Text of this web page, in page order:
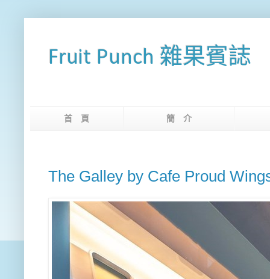
Fruit Punch 雜果賓誌
首 頁 簡 介
The Galley by Cafe Proud